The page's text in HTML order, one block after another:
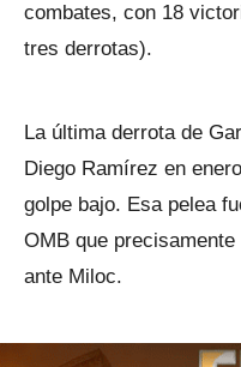
combates, con 18
tres derrotas).
La última derrota de
Diego Ramírez en
golpe bajo. Esa pelea
OMB que
ante Miloc.